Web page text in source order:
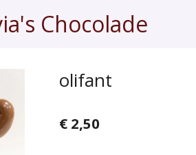
Chocolade
olifant
€ 2,50